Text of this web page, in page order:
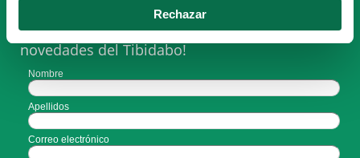
Rechazar
¡Serás la primera persona en conocer las
novedades del Tibidabo!